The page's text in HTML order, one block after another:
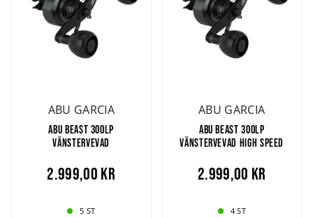
ABU GARCIA
ABU BEAST 300LP
VÄNSTERVEVAD
2.999,00 kr
5 ST
ABU GARCIA
ABU BEAST 300LP
VÄNSTERVEVAD HIGH SPEED
2.999,00 kr
4 ST